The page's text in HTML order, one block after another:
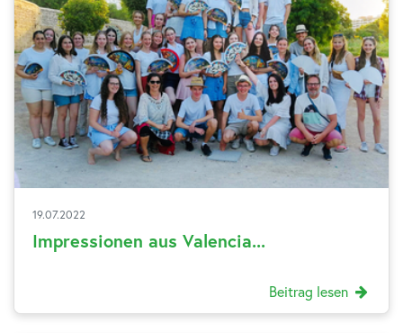
19.07.2022
Impressionen aus Valencia...
Beitrag lesen